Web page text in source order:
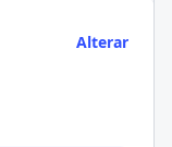
Alterar